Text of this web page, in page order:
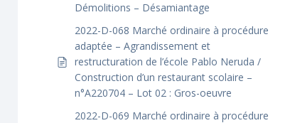
Démolitions – Désamiantage
2022-D-068 Marché ordinaire à procédure
adaptée – Agrandissement et
restructuration de l’école Pablo Neruda /
Construction d’un restaurant scolaire –
n°A220704 – Lot 02 : Gros-oeuvre
2022-D-069 Marché ordinaire à procédure